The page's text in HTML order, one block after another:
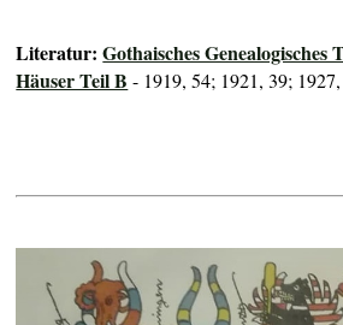
Literatur:Gothaisches
Häuser Teil B - 1919, 54; 1921, 39;